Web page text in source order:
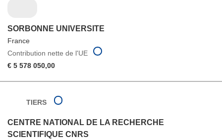
SORBONNE UNIVERSITE
France
Contribution nette de l'UE
€ 5 578 050,00
TIERS
CENTRE NATIONAL DE LA RECHERCHE
SCIENTIFIQUE CNRS